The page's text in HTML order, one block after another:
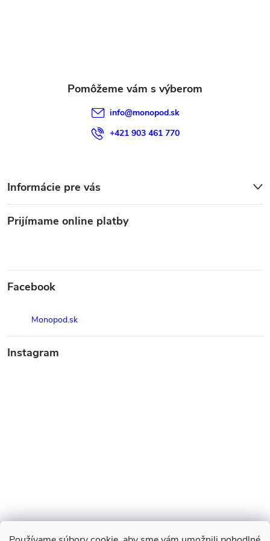
info@monopod.sk
+421 903 461 770
Informácie pre vás
Prijímame online platby
Facebook
Monopod.sk
Instagram